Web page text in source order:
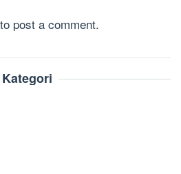
to post a comment.
Kategori